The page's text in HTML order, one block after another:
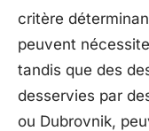
critère
peuvent
tandis que des
desservies par
ou Dubrovnik,